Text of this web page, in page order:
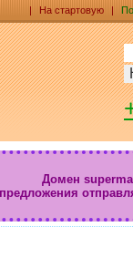
| На стартовую |
Домен